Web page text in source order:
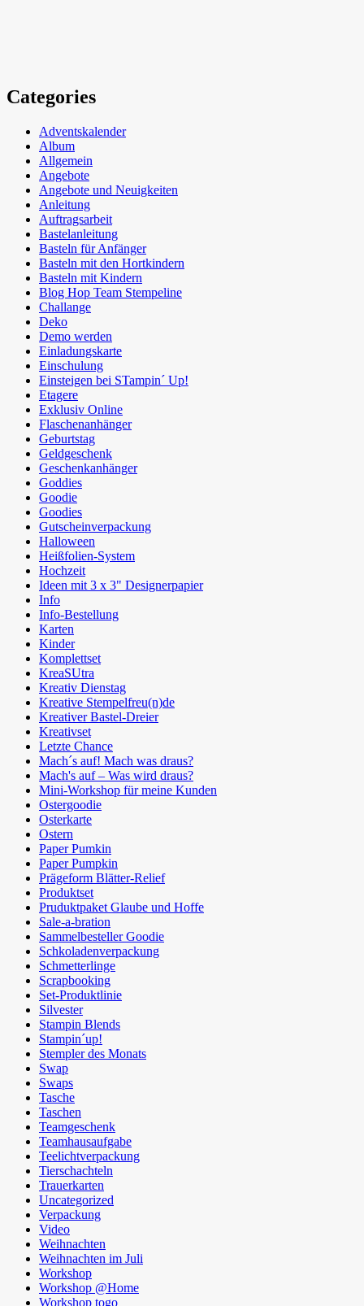
Categories
Adventskalender
Album
Allgemein
Angebote
Angebote und Neuigkeiten
Anleitung
Auftragsarbeit
Bastelanleitung
Basteln für Anfänger
Basteln mit den Hortkindern
Basteln mit Kindern
Blog Hop Team Stempeline
Challange
Deko
Demo werden
Einladungskarte
Einschulung
Einsteigen bei STampin´ Up!
Etagere
Exklusiv Online
Flaschenanhänger
Geburtstag
Geldgeschenk
Geschenkanhänger
Goddies
Goodie
Goodies
Gutscheinverpackung
Halloween
Heißfolien-System
Hochzeit
Ideen mit 3 x 3" Designerpapier
Info
Info-Bestellung
Karten
Kinder
Komplettset
KreaSUtra
Kreativ Dienstag
Kreative Stempelfreu(n)de
Kreativer Bastel-Dreier
Kreativset
Letzte Chance
Mach´s auf! Mach was draus?
Mach's auf – Was wird draus?
Mini-Workshop für meine Kunden
Ostergoodie
Osterkarte
Ostern
Paper Pumkin
Paper Pumpkin
Prägeform Blätter-Relief
Produktset
Pruduktpaket Glaube und Hoffe
Sale-a-bration
Sammelbesteller Goodie
Schkoladenverpackung
Schmetterlinge
Scrapbooking
Set-Produktlinie
Silvester
Stampin Blends
Stampin´up!
Stempler des Monats
Swap
Swaps
Tasche
Taschen
Teamgeschenk
Teamhausaufgabe
Teelichtverpackung
Tierschachteln
Trauerkarten
Uncategorized
Verpackung
Video
Weihnachten
Weihnachten im Juli
Workshop
Workshop @Home
Workshop togo